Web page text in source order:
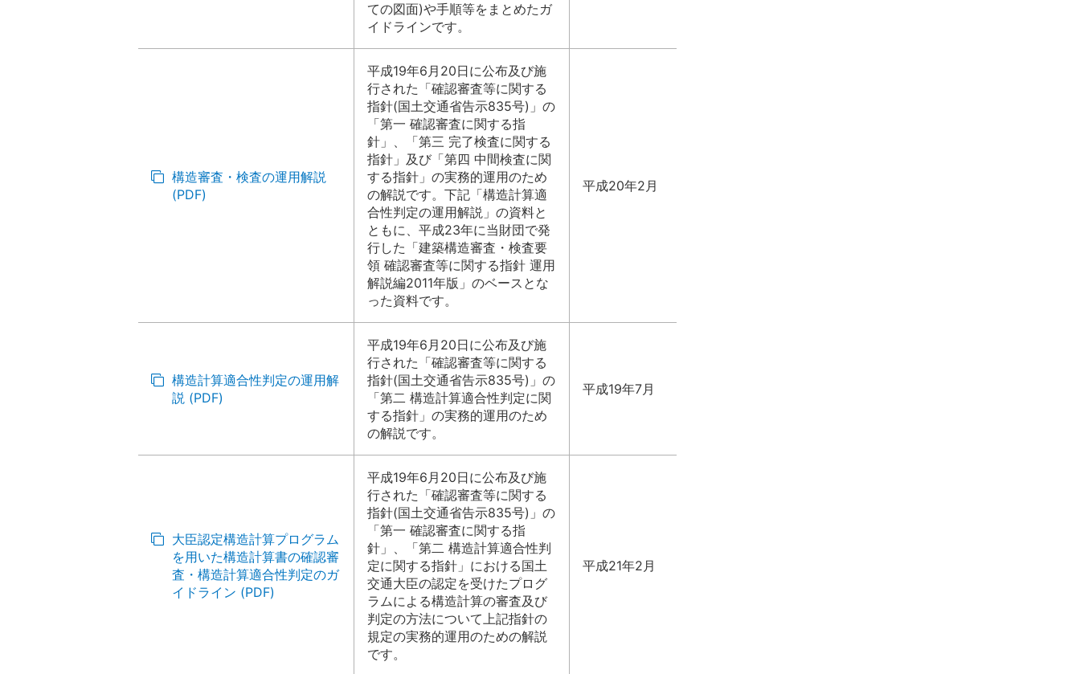
ての図面)や手順等をまとめたガ
イドラインです。
構造審査・検査の運用解説
(PDF)
平成19年6月20日に公布及び施
行された「確認審査等に関する
指針(国土交通省告示835号)」の
「第一 確認審査に関する指
針」、「第三 完了検査に関する
指針」及び「第四 中間検査に関
する指針」の実務的運用のため
の解説です。下記「構造計算適
合性判定の運用解説」の資料と
ともに、平成23年に当財団で発
行した「建築構造審査・検査要
領 確認審査等に関する指針 運用
解説編2011年版」のベースとな
った資料です。
平成20年2月
構造計算適合性判定の運用解
説 (PDF)
平成19年6月20日に公布及び施
行された「確認審査等に関する
指針(国土交通省告示835号)」の
「第二 構造計算適合性判定に関
する指針」の実務的運用のため
の解説です。
平成19年7月
大臣認定構造計算プログラム
を用いた構造計算書の確認審
査・構造計算適合性判定のガ
イドライン (PDF)
平成19年6月20日に公布及び施
行された「確認審査等に関する
指針(国土交通省告示835号)」の
「第一 確認審査に関する指
針」、「第二 構造計算適合性判
定に関する指針」における国土
交通大臣の認定を受けたプログ
ラムによる構造計算の審査及び
判定の方法について上記指針の
規定の実務的運用のための解説
です。
平成21年2月